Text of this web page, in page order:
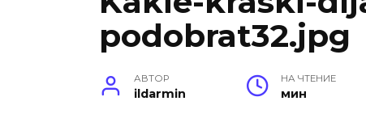
podobrat32.jpg
АВТОР
ildarmin
НА ЧТЕНИЕ
мин